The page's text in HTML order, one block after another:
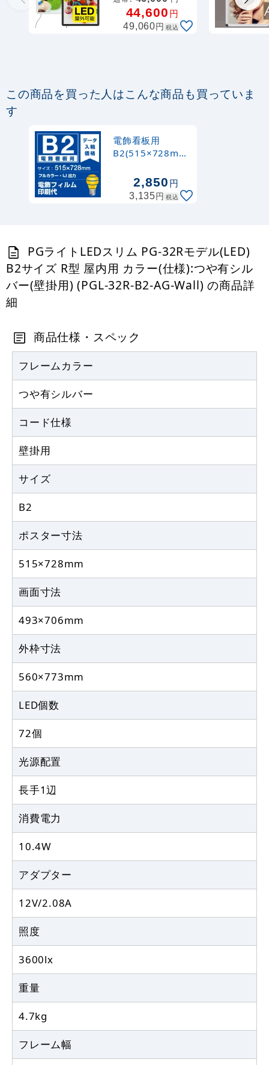
パネル B2サイズ
カラー:シルバー
(56117-B2)
44,600円
49,060円 税込
この商品を買った人はこんな商品も買っていま
す
電飾看板用
B2(515×728mm
ム(糊なし) 印刷費
(屋内用) ※1枚分
2,850円
3,135円 税込
PGライトLEDスリム PG-32Rモデル(LED)
B2サイズ R型 屋内用 カラー(仕様):つや有シル
バー(壁掛用) (PGL-32R-B2-AG-Wall) の商品詳
細
商品仕様・スペック
フレームカラー
つや有シルバー
コード仕様
壁掛用
サイズ
B2
ポスター寸法
515×728mm
画面寸法
493×706mm
外枠寸法
560×773mm
LED個数
72個
光源配置
長手1辺
消費電力
10.4W
アダプター
12V/2.08A
照度
3600lx
重量
4.7kg
フレーム幅